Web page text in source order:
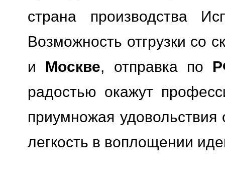
страна производства
Возможность отгрузки со
и Москве, отправка по
радостью окажут
приумножая
легкость в воплощении